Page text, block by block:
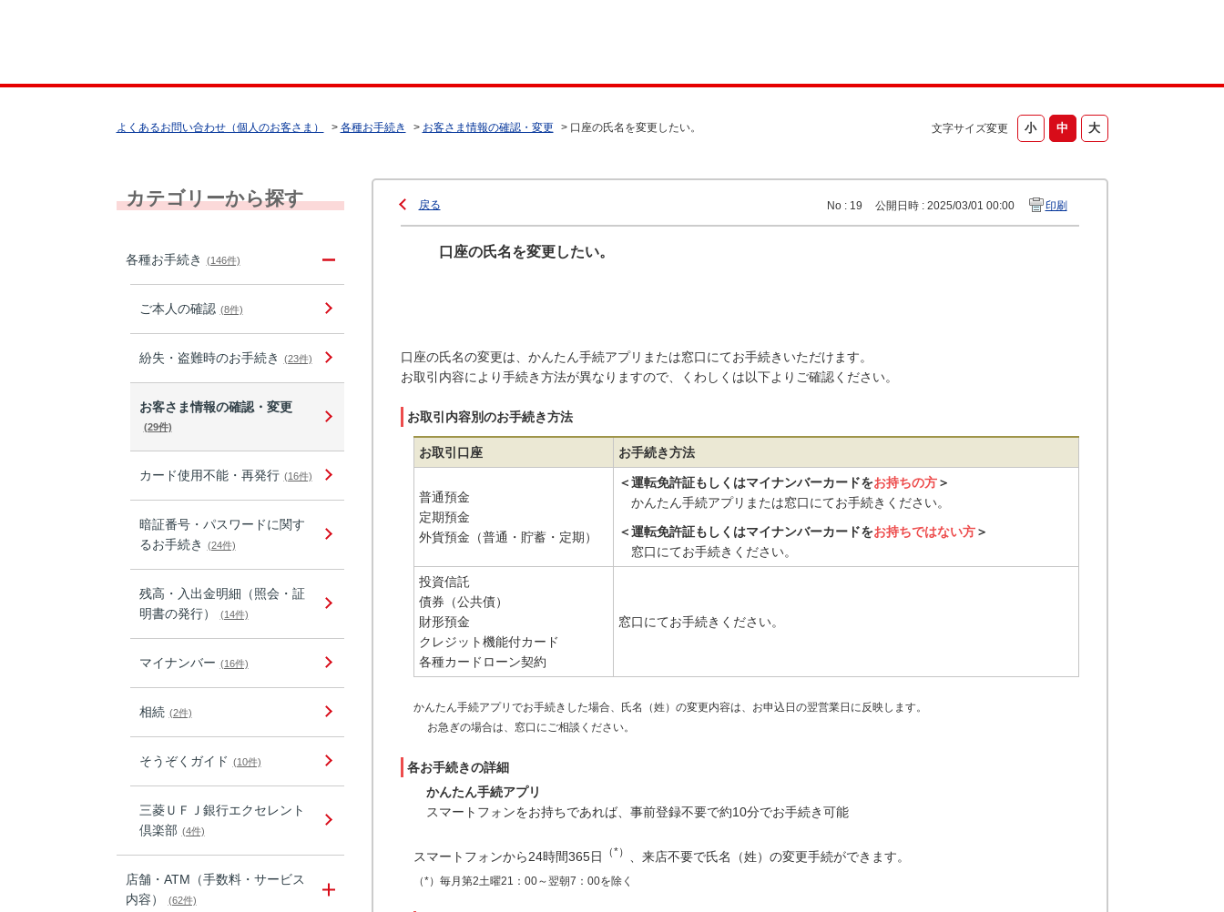
文字サイズ変更
よくあるお問い合わせ（個人のお客さま） > 各種お手続き > お客さま情報の確認・変更 > 口座の氏名を変更したい。
カテゴリーから探す
各種お手続き (146件)
ご本人の確認 (8件)
紛失・盗難時のお手続き (23件)
お客さま情報の確認・変更
(29件)
カード使用不能・再発行 (16件)
暗証番号・パスワードに関す
るお手続き
(24件)
残高・入出金明細（照会・証
明書の発行）
(14件)
マイナンバー (16件)
相続 (2件)
そうぞくガイド (10件)
三菱ＵＦＪ銀行エクセレント
倶楽部 (4件)
店舗・ATM（手数料・サービス
内容）
(62件)
戻る No : 19 公開日時 : 2025/03/01 00:00 印刷
口座の氏名を変更したい。
口座の氏名の変更は、かんたん手続アプリまたは窓口にてお手続きいただけます。
お取引内容により手続き方法が異なりますので、くわしくは以下よりご確認ください。
お取引内容別のお手続き方法
お取引口座 お手続き方法
普通預金
定期預金
外貨預金（普通・貯蓄・定期）
＜運転免許証もしくはマイナンバーカードをお持ちの方＞
かんたん手続アプリまたは窓口にてお手続きください。
＜運転免許証もしくはマイナンバーカードをお持ちではない方＞
窓口にてお手続きください。
投資信託
債券（公共債）
財形預金
クレジット機能付カード
各種カードローン契約
窓口にてお手続きください。
かんたん手続アプリでお手続きした場合、氏名（姓）の変更内容は、お申込日の翌営業日に反映します。
お急ぎの場合は、窓口にご相談ください。
各お手続きの詳細
かんたん手続アプリ
スマートフォンをお持ちであれば、事前登録不要で約10分でお手続き可能
スマートフォンから24時間365日 （*） 、来店不要で氏名（姓）の変更手続ができます。
（*）毎月第2土曜21：00～翌朝7：00を除く